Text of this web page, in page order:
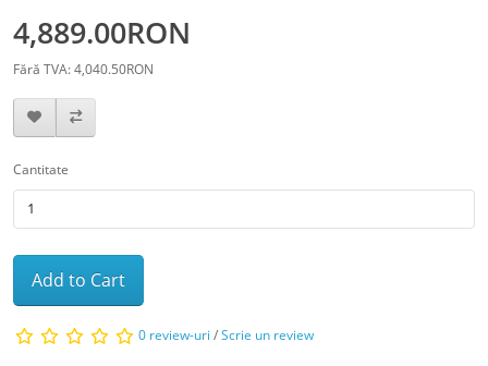
4,889.00RON
Fără TVA: 4,040.50RON
Cantitate
Add to Cart
0 review-uri /Scrie un review